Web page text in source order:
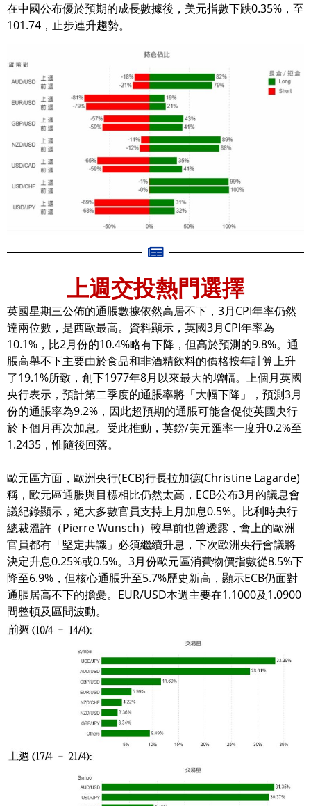
在中國公布優於預期的成長數據後，美元指數下跌0.35%，至
101.74，止步連升趨勢。
上週交投熱門選擇
英國星期三公佈的通脹數據依然高居不下，3月CPI年率仍然
達兩位數，是西歐最高。資料顯示，英國3月CPI年率為
10.1%，比2月份的10.4%略有下降，但高於預測的9.8%。通
脹高舉不下主要由於食品和非酒精飲料的價格按年計算上升
了19.1%所致，創下1977年8月以來最大的增幅。上個月英國
央行表示，預計第二季度的通脹率將「大幅下降」，預測3月
份的通脹率為9.2%，因此超預期的通脹可能會促使英國央行
於下個月再次加息。受此推動，英鎊/美元匯率一度升0.2%至
1.2435，惟隨後回落。
歐元區方面，歐洲央行(ECB)行長拉加德(Christine Lagarde)
稱，歐元區通脹與目標相比仍然太高，ECB公布3月的議息會
議紀錄顯示，絕大多數官員支持上月加息0.5%。比利時央行
總裁溫許（Pierre Wunsch）較早前也曾透露，會上的歐洲
官員都有「堅定共識」必須繼續升息，下次歐洲央行會議將
決定升息0.25%或0.5%。3月份歐元區消費物價指數從8.5%下
降至6.9%，但核心通脹升至5.7%歷史新高，顯示ECB仍面對
通脹居高不下的擔憂。EUR/USD本週主要在1.1000及1.0900
間整頓及區間波動。